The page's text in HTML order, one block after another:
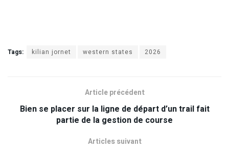
Tags: kilian jornet western states 2026
Article précédent
Bien se placer sur la ligne de départ d’un trail fait
partie de la gestion de course
Articles suivant